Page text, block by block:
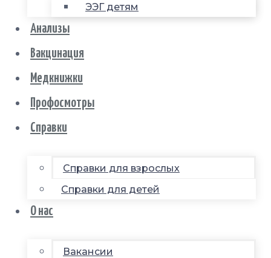
ЭЭГ детям
Анализы
Вакцинация
Медкнижки
Профосмотры
Справки
Справки для взрослых
Справки для детей
О нас
Вакансии